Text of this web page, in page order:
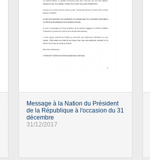
Message à la Nation du Président
de la République à l'occasion du 31
décembre
31/12/2017